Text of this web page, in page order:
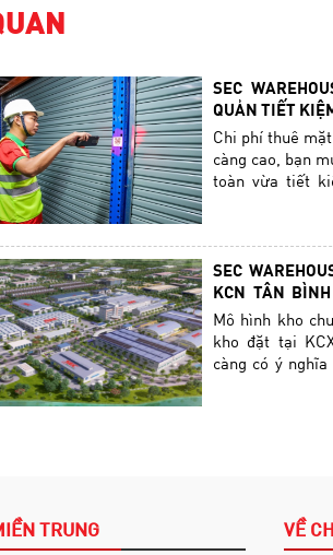
SEC
QUẢN TIẾT
Chi phí thuê
càng cao, bạn
toàn vừa tiết
thuê kho tự
doanh nghiệp
chủ động trong
SEC
KCN TÂN
HOẠT CHO
Mô hình kho
kho đặt tại
càng có ý
ưu chi phí
TRUNG VỀ